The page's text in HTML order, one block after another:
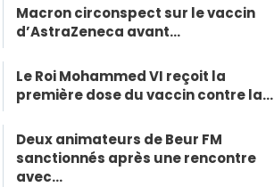
Macron circonspect sur le vaccin
d’AstraZeneca avant…
Le Roi Mohammed VI reçoit la
première dose du vaccin contre la…
Deux animateurs de Beur FM
sanctionnés après une rencontre
avec…